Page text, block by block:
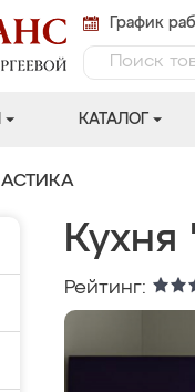
График
КАТАЛОГ
Кухня
Рейтинг: